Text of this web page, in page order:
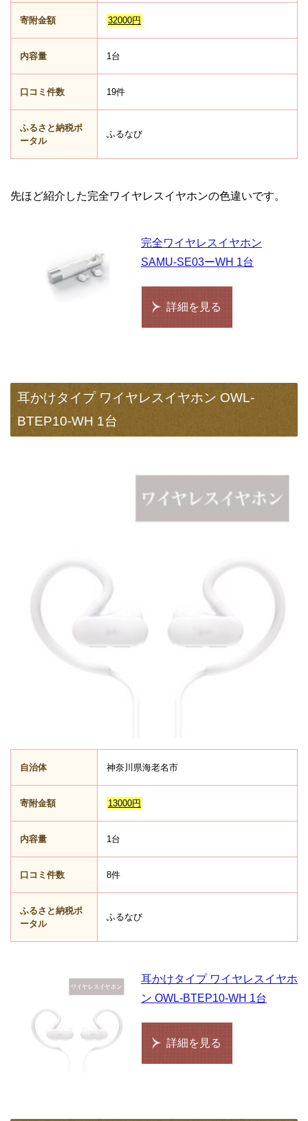
寄附金額 32000円
内容量 1台
口コミ件数 19件
ふるさと納税ポ
ータル
ふるなび
先ほど紹介した完全ワイヤレスイヤホンの色違いです。
完全ワイヤレスイヤホン
SAMU-SE03ーWH 1台
詳細を見る
耳かけタイプ ワイヤレスイヤホン OWL-
BTEP10-WH 1台
自治体 神奈川県海老名市
寄附金額 13000円
内容量 1台
口コミ件数 8件
ふるさと納税ポ
ータル
ふるなび
耳かけタイプ ワイヤレスイヤホ
ン OWL-BTEP10-WH 1台
詳細を見る